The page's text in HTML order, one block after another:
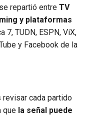
repartió entre TV
y plataformas
7, TUDN, ESPN, ViX,
y Facebook de la
revisar cada partido
que la señal puede